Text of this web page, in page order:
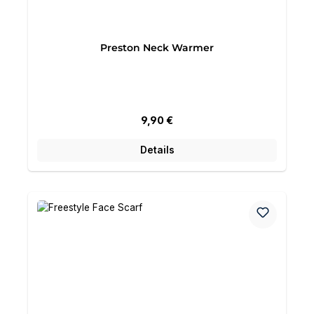
Preston Neck Warmer
Regulärer Preis:
9,90 €
Details